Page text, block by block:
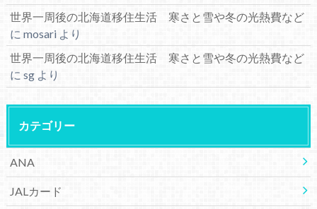
世界一周後の北海道移住生活 寒さと雪や冬の光熱費など
に mosariより
世界一周後の北海道移住生活 寒さと雪や冬の光熱費など
に sgより
カテゴリー
ANA
JALカード